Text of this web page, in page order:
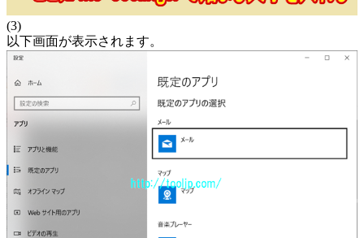
(3)
以下画面が表示されます。